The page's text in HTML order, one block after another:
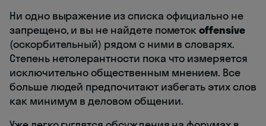
Ни одно выражение из списка официально не
запрещено, и вы не найдете пометокoffensive
(оскорбительный) рядом с ними в словарях.
Степень нетолерантности пока что измеряется
исключительно общественным мнением. Все
больше людей предпочитают избегать этих слов
как минимум в деловом общении.